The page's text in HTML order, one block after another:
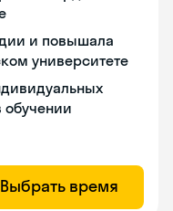
и повышала
университете
обучении
Выбрать время